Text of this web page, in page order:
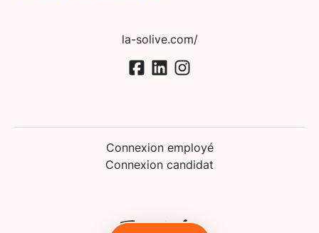
la-solive.com/
Connexion employé
Connexion candidat